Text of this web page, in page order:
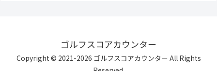
ゴルフスコアカウンター
Copyright © 2021-2026 ゴルフスコアカウンター All Rights